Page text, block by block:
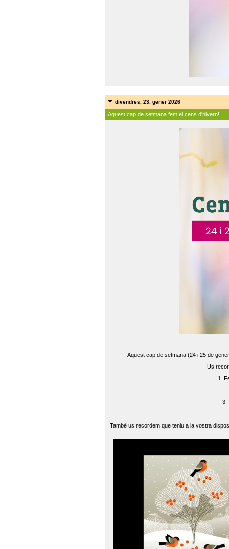
divendres, 23. gener 2026
Aquest cap de setmana fem el cens d'hivern!
Aquest cap de setmana (24 i 25 de
Us
1.
3.
També us recordem que teniu a la vostra